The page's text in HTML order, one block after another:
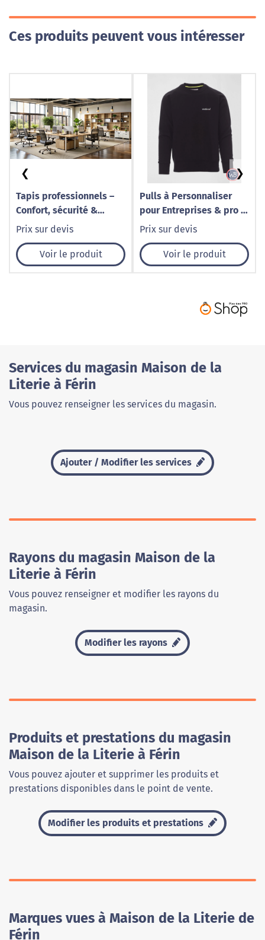
Ces produits peuvent vous intéresser
Tapis professionnels –
Confort, sécurité &
design avec Cognet
Prix sur devis
Voir le produit
Pulls à Personnaliser
pour Entreprises & pro |
Broderie & Marquage
Prix sur devis
Voir le produit
❮ ❯
Services du magasin Maison de la
Literie à Férin
Vous pouvez renseigner les services du magasin.
Ajouter / Modifier les services
Rayons du magasin Maison de la
Literie à Férin
Vous pouvez renseigner et modifier les rayons du
magasin.
Modifier les rayons
Produits et prestations du magasin
Maison de la Literie à Férin
Vous pouvez ajouter et supprimer les produits et
prestations disponibles dans le point de vente.
Modifier les produits et prestations
Marques vues à Maison de la Literie de
Férin